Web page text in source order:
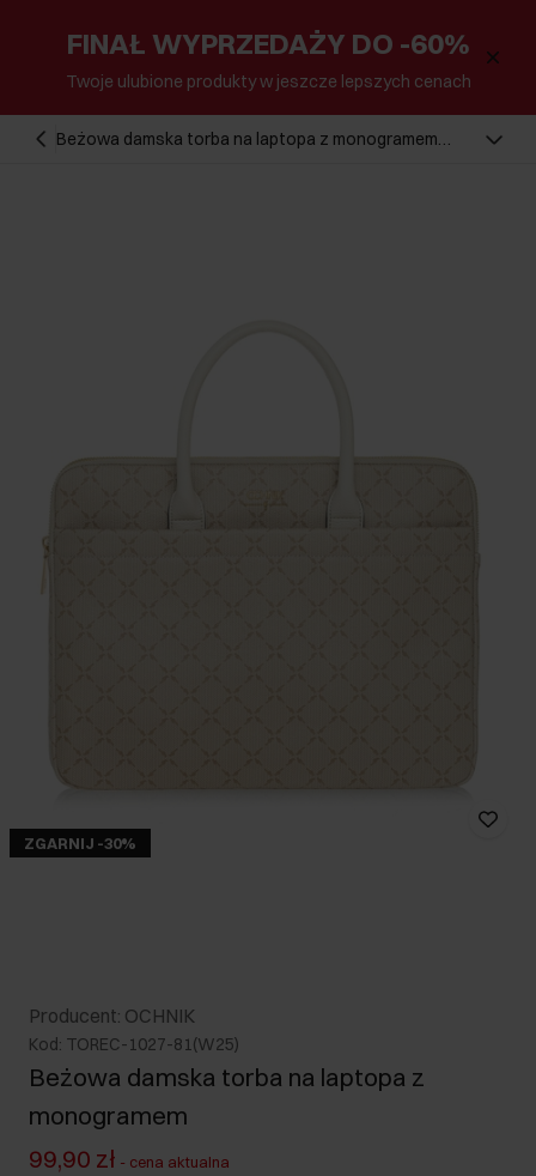
FINAŁ WYPRZEDAŻY DO -60%
Twoje ulubione produkty w jeszcze lepszych cenach
Beżowa damska torba na laptopa z monogramem
ZGARNIJ -30%
Producent: OCHNIK
Kod: TOREC-1027-81(W25)
Beżowa damska torba na laptopa z
monogramem
99,90 zł - cena aktualna